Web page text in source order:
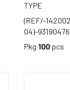
TYPE
(REF/-
04)-93190476
Pkg 100 pcs